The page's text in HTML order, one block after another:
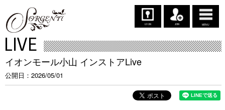
LOGIN JOIN MENU
LIVE
イオンモール小山 インストアLive
公開日 2026/05/01